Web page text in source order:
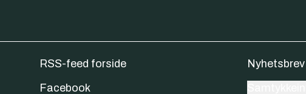
RSS-feed forside
Facebook
Nyhetsbrev